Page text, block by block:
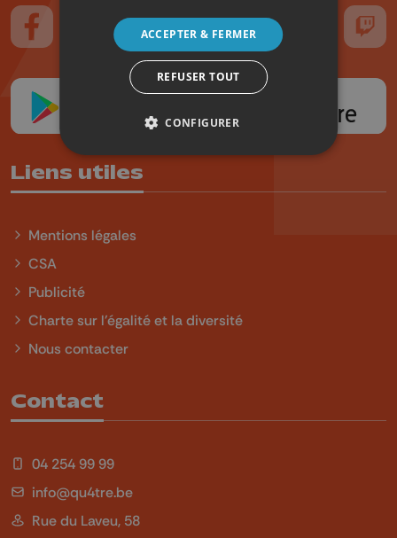
Suivez-nous sur FaceBook
Suivez-nous sur Instagram
Suivez-nous sur TikTokSuivez-nous sur YouTube
Suivez-nous
Liens utiles
Mentions légales
CSA
Publicité
Charte sur l'égalité et la diversité
Nous contacter
Contact
04 254 99 99
info@qu4tre.be
Rue du Laveu, 58
ACCEPTER & FERMER
REFUSER TOUT
CONFIGURER